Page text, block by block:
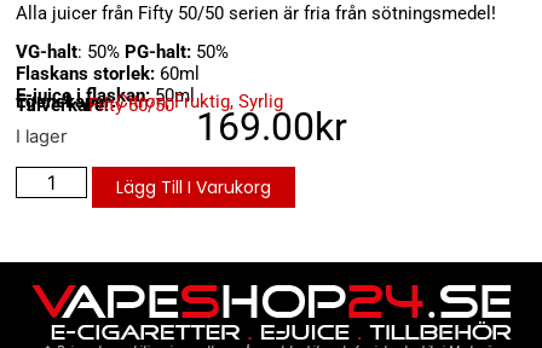
Alla juicer från Fifty 50/50 serien är fria från sötningsmedel!
VG-halt: 50% PG-halt: 50%
Flaskans storlek: 60ml
E-juice i flaskan:50ml
Egenskaper:Citron,Fruktig,Syrlig
Tillverkare:Fifty 50/50 169.00kr
I lager
Lägg Till I Varukorg